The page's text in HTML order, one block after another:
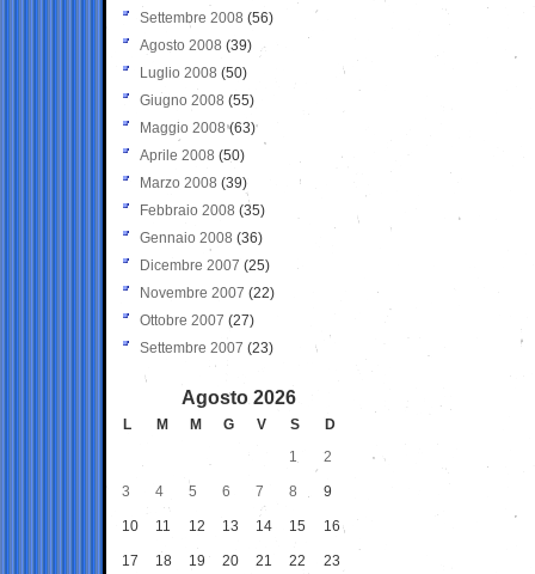
Settembre 2008 (56)
Agosto 2008 (39)
Luglio 2008 (50)
Giugno 2008 (55)
Maggio 2008(63)
Aprile 2008 (50)
Marzo 2008 (39)
Febbraio 2008 (35)
Gennaio 2008 (36)
Dicembre 2007 (25)
Novembre 2007 (22)
Ottobre 2007 (27)
Settembre 2007 (23)
Agosto 2026
L M M G V S
D
1
2
3 4 5 6 7 8 9
10 11 12 13 14 15 16
17 18 19 20 21 22 23